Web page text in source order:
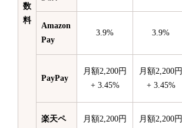
数
料
Amazon
Pay
3.9% 3.9%
PayPay
月額2,200円
+ 3.45%
月額2,200円
+ 3.45%
楽天ペ
月額2,200円
月額2,200円